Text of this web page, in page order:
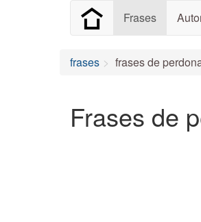
Frases
frases frases de
Frases de